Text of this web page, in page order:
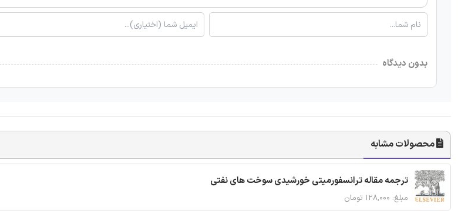
بدون دیدگاه
محصولات مشابه
ترجمه مقاله ترانسفورمیتی خورشیدی سوخت های نفتی
مبلغ: ۱۲۸,۰۰۰ تومان